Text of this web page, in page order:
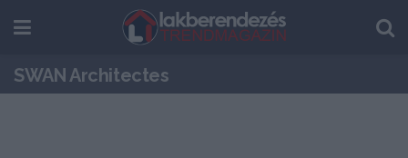
SWAN Architectes